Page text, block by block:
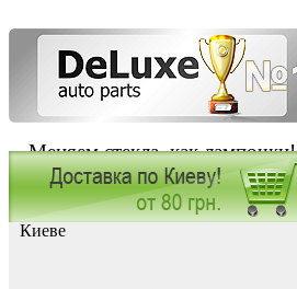
Меняем стекла, как лампочки!
Заказать установку автостекла в
Киеве